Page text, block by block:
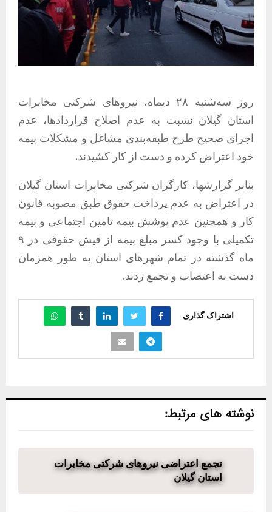
روز سه‌شنبه ۲۸ دیماه، نیروهای شرکتی مخابرات
استان گیلان نسبت به‌ عدم اصلاح قراردادها، عدم
اجرای صحیح طرح طبقه‌بندی مشاغل و مشکلات بیمه
خود اعتراض کرده و دست از کار کشیدند.
بنابر گزارشها، کارگران شرکتی مخابرات استان گیلان
در اعتراض به عدم پرداخت حقوق طبق مصوبه قانون
کار و همچنین عدم پوشش بیمه تامین اجتماعی و بیمه
تکمیلی با وجود کسر مبلغ بیمه از فیش حقوقی در ۹
ماه گذشته در تمام شهرهای استان به طور همزمان
دست به اعتصاب و تجمع زدند.
اشتراک گذاری
نوشته های مرتبط:
تجمع اعتراضی نیروهای شرکتی مخابرات
استان گیلان